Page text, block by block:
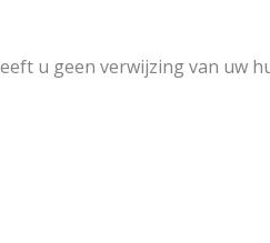
u geen verwijzing van uw